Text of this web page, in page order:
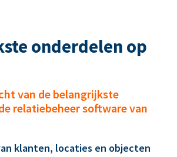
onderdelen op
van de belangrijkste
relatiebeheer software van
klanten, locaties en objecten